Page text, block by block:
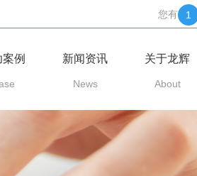
您有 1
案例 新闻资讯
News
关于龙辉
About